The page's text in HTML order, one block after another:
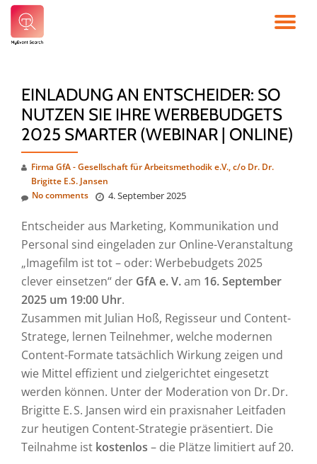
Skip
EINLADUNG AN ENTSCHEIDER: SO
NUTZEN SIE IHRE WERBEBUDGETS
2025 SMARTER (WEBINAR | ONLINE)
Firma GfA - Gesellschaft für Arbeitsmethodik e.V., c/o Dr. Dr.
Brigitte E.S. Jansen
4. September 2025
No comments
Entscheider aus Marketing, Kommunikation und
Personal sind eingeladen zur Online-Veranstaltung
„Imagefilm ist tot – oder: Werbebudgets 2025
clever einsetzen“ der GfA e. V.am 16. September
2025 um 19:00 Uhr.
Zusammen mit Julian Hoß, Regisseur und Content-
Stratege, lernen Teilnehmer, welche modernen
Content-Formate tatsächlich Wirkung zeigen und
wie Mittel effizient und zielgerichtet eingesetzt
werden können. Unter der Moderation von Dr. Dr.
Brigitte E. S. Jansen wird ein praxisnaher Leitfaden
zur heutigen Content-Strategie präsentiert. Die
Teilnahme ist kostenlos – die Plätze limitiert auf 20.